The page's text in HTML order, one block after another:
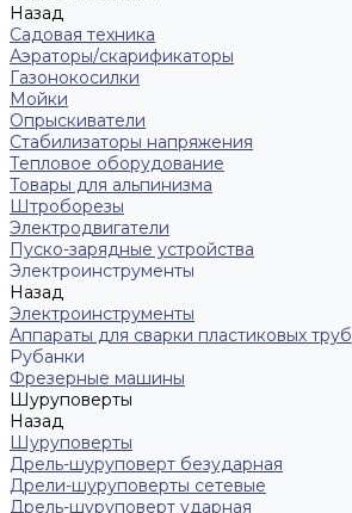
Назад
Садовая техника
Аэраторы/скарификаторы
Газонокосилки
Мойки
Опрыскиватели
Стабилизаторы напряжения
Тепловое оборудование
Товары для альпинизма
Штроборезы
Электродвигатели
Пуско-зарядные устройства
Электроинструменты
Назад
Электроинструменты
Аппараты для сварки пластиковых труб
Рубанки
Фрезерные машины
Шуруповерты
Назад
Шуруповерты
Дрель-шуруповерт безударная
Дрели-шуруповерты сетевые
Дрель-шуруповерт ударная